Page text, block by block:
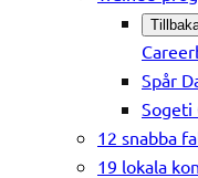
Spår
Sogeti
12 snabba
19 lokala